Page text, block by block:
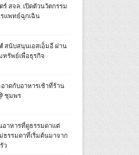
สจล. เปิดตัวนวัตกรรม
รแพทย์ฉุกเฉิน
สนับสนุนเอสเอ็มอี ผ่าน
ทรัพย์เพื่อธุรกิจ
าดกับอาหารเช้าที่ร้าน
ชุมพร
าหารที่ดูธรรมดาแต่
ธรรมดาที่เริ่มต้นมาจาก
ว